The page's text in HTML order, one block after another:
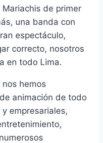
de primer
una banda con
espectáculo,
correcto, nosotros
en todo Lima.
hemos
animación de todo
empresariales,